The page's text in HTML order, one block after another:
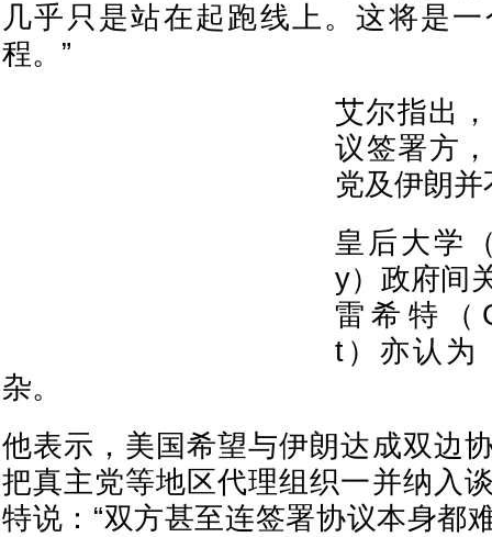
几乎只是站在起跑线上。这将是
程。”
艾尔指出
议签署方
党及伊朗
皇后大学
y）政府间
雷希特（
t）亦认为
杂。
他表示，美国希望与伊朗达成双边
把真主党等地区代理组织一并纳入
特说：“双方甚至连签署协议本身都